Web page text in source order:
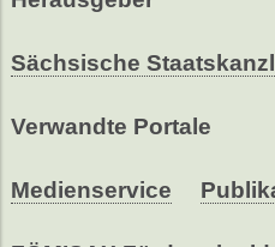
Sächsische
Verwandte Portale
Medienservice